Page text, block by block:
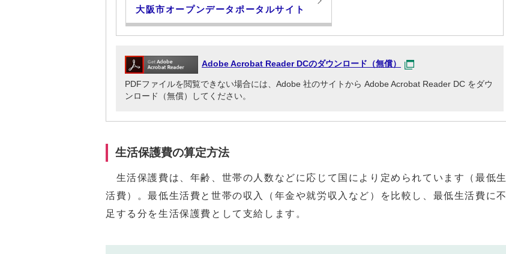
大阪市オープンデータポータルサイト
Adobe Acrobat Reader DCのダウンロード（無償）
PDFファイルを閲覧できない場合には、Adobe 社のサイトから Adobe Acrobat Reader DC をダウ
ンロード（無償）してください。
生活保護費の算定方法
生活保護費は、年齢、世帯の人数などに応じて国により定められています（最低生
活費）。最低生活費と世帯の収入（年金や就労収入など）を比較し、最低生活費に不
足する分を生活保護費として支給します。